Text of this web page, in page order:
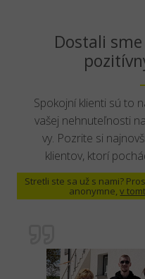
Dostali
Spokojní klienti sú to
vašej nehnuteľnosti
vy. Pozrite si
klientov, ktorí
Stretli ste sa už s nami?
anonymne,v